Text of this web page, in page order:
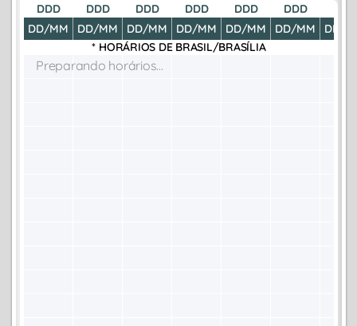
DDD
DD/MM
DDD
DD/MM
DDD
DD/MM
DDD
DD/MM
DDD
DD/MM
DDD
DD/MM
DD/
* HORÁRIOS DE BRASIL/BRASÍLIA
Preparando horários...